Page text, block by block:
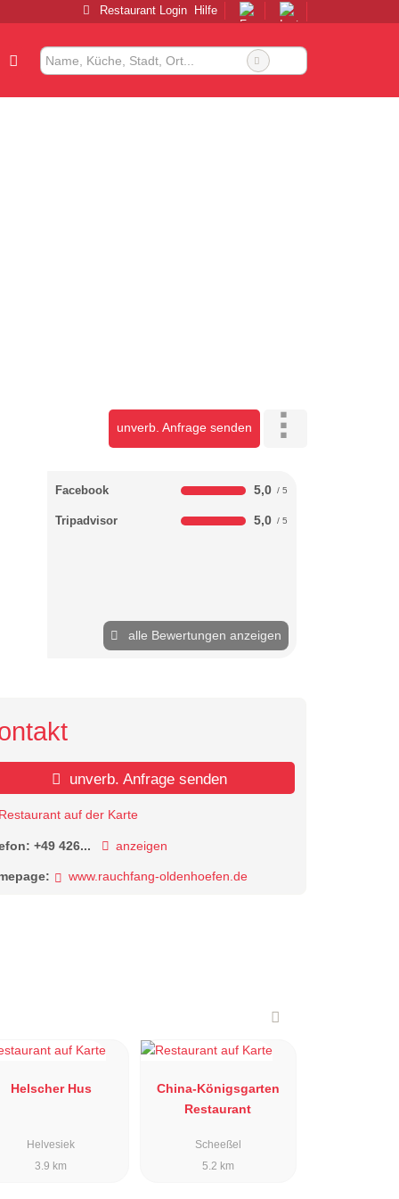
Restaurant Login Hilfe
unverb. Anfrage senden
Facebook 5,0
Tripadvisor 5,0
alle Bewertungen anzeigen
unverb. Anfrage senden
Restaurant auf der Karte
+49 426... anzeigen
www.rauchfang-oldenhoefen.de
Helscher Hus
Helvesiek
3.9 km
China-Königsgarten
Restaurant
Scheeßel
5.2 km